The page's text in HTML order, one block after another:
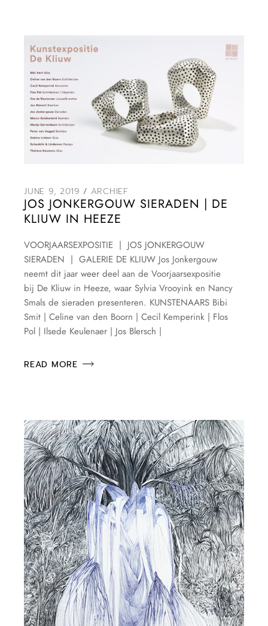
JUNE 9, 2019 ARCHIEF
JOS JONKERGOUW SIERADEN | DE
KLIUW IN HEEZE
VOORJAARSEXPOSITIE | JOS JONKERGOUW
SIERADEN | GALERIE DE KLIUW Jos Jonkergouw
neemt dit jaar weer deel aan de Voorjaarsexpositie
bij De Kliuw in Heeze, waar Sylvia Vrooyink en Nancy
Smals de sieraden presenteren. KUNSTENAARS Bibi
Smit | Celine van den Boorn | Cecil Kemperink | Flos
Pol | Ilsede Keulenaer | Jos Blersch |
READ MORE